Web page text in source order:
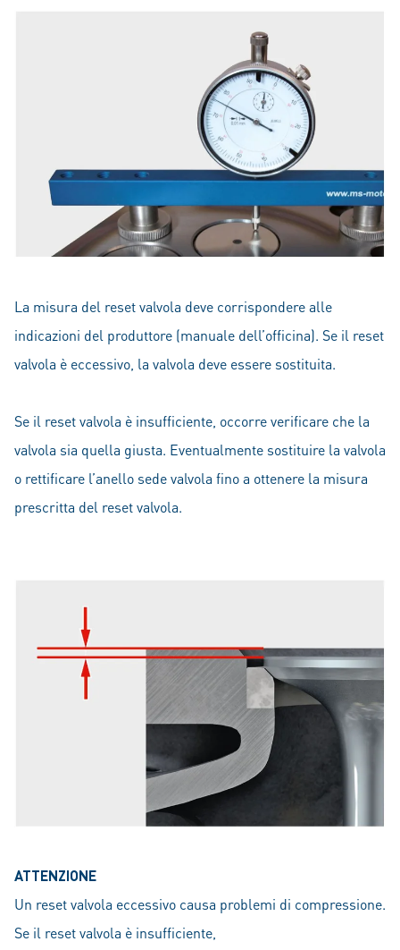
La misura del reset valvola deve corrispondere alle
indicazioni del produttore (manuale dell’officina). Se il reset
valvola è eccessivo, la valvola deve essere sostituita.
Se il reset valvola è insufficiente, occorre verificare che la
valvola sia quella giusta. Eventualmente sostituire la valvola
o rettificare l’anello sede valvola fino a ottenere la misura
prescritta del reset valvola.
ATTENZIONE
Un reset valvola eccessivo causa problemi di compressione.
Se il reset valvola è insufficiente,